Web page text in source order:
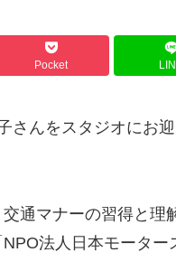
Pocket
さんをスタジオにお
通マナーの習得と理
法人日本モータ